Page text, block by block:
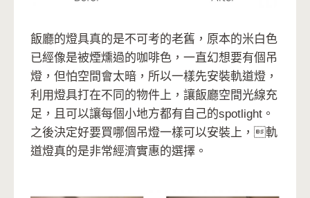
飯廳的燈具真的是不可考的老舊，原本的米白色
已經像是被煙燻過的咖啡色，一直幻想要有個吊
燈，但怕空間會太暗，所以一樣先安裝軌道燈，
利用燈具打在不同的物件上，讓飯廳空間光線充
足，且可以讓每個小地方都有自己的spotlight。
之後決定好要買哪個吊燈一樣可以安裝上，軌
道燈真的是非常經濟實惠的選擇。